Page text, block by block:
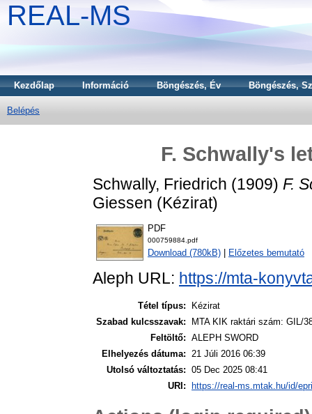
REAL-MS
Kezdőlap Információ Böngészés, Év Böngészés,
Belépés
F. Schwally's
Schwally, Friedrich (1909) F.
Giessen (Kézirat)
PDF
000759884.pdf
Download (780kB) Előzetes bemutató
Aleph URL: https://mta-
Tétel típus:
Kézirat
Szabad kulcsszavak:
MTA KIK raktári szám: GIL/
Feltöltő: ALEPH SWORD
Elhelyezés dátuma: 21 Júli 2016 06:39
Utolsó változtatás: 05 Dec 2025 08:41
URI:
https://real-ms.mtak.hu/id/